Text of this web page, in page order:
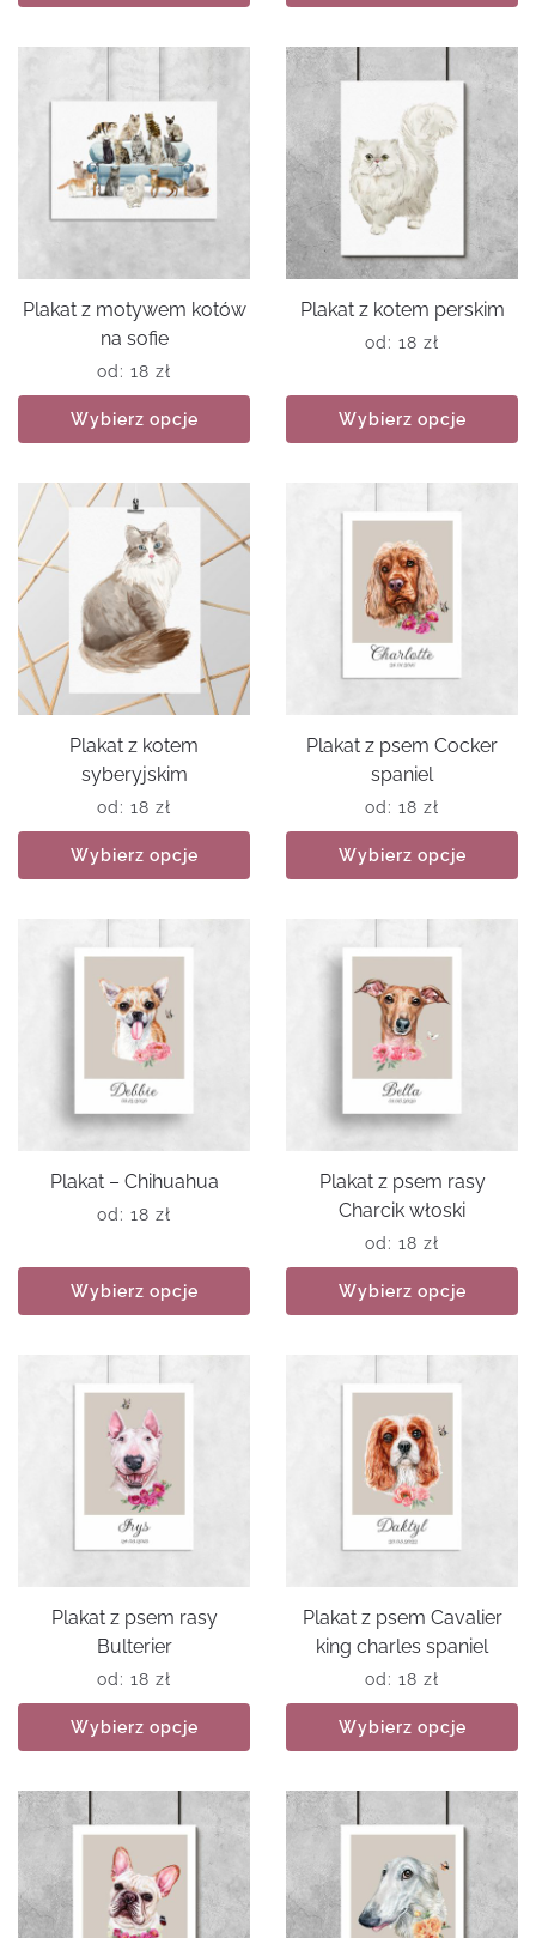
Plakat z motywem kotów
na sofie
od: 18 zł
Wybierz opcje
Plakat z kotem perskim
od: 18 zł
Wybierz opcje
Plakat z kotem
syberyjskim
od: 18 zł
Wybierz opcje
Plakat z psem Cocker
spaniel
od: 18 zł
Wybierz opcje
Plakat – Chihuahua
od: 18 zł
Wybierz opcje
Plakat z psem rasy
Charcik włoski
od: 18 zł
Wybierz opcje
Plakat z psem rasy
Bulterier
od: 18 zł
Wybierz opcje
Plakat z psem Cavalier
king charles spaniel
od: 18 zł
Wybierz opcje